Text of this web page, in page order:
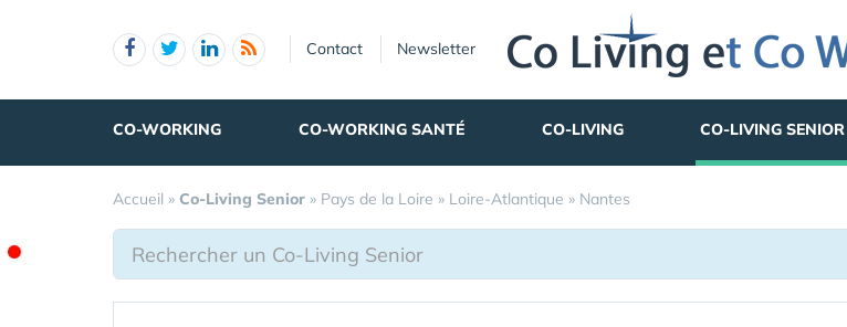
Contact Newsletter
CO-WORKING CO-WORKING SANTÉ CO-LIVING CO-LIVING SENIOR
Accueil » Co-Living Senior » Pays de la Loire » Loire-Atlantique » Nantes